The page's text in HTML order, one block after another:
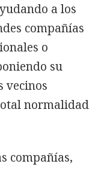
a los
compañías
o
su
vecinos
normalidad
compañías,